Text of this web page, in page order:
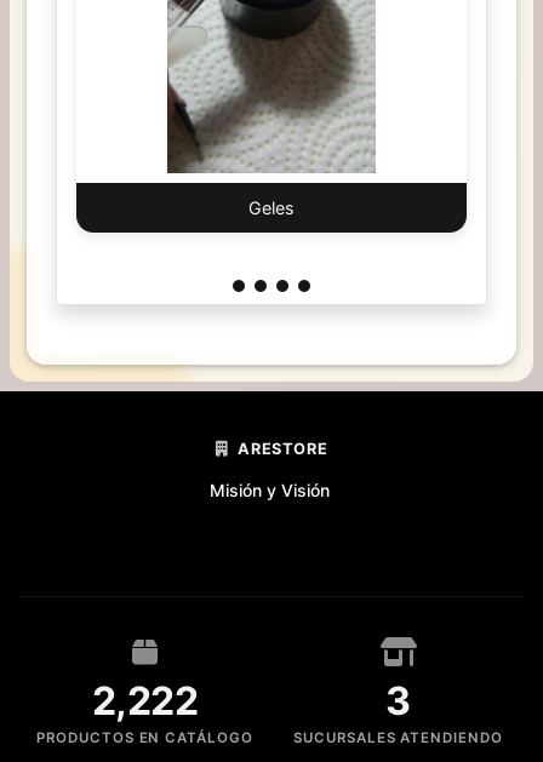
Geles
ARESTORE
Misión y Visión
2,222
PRODUCTOS EN CATÁLOGO
3
SUCURSALES ATENDIENDO